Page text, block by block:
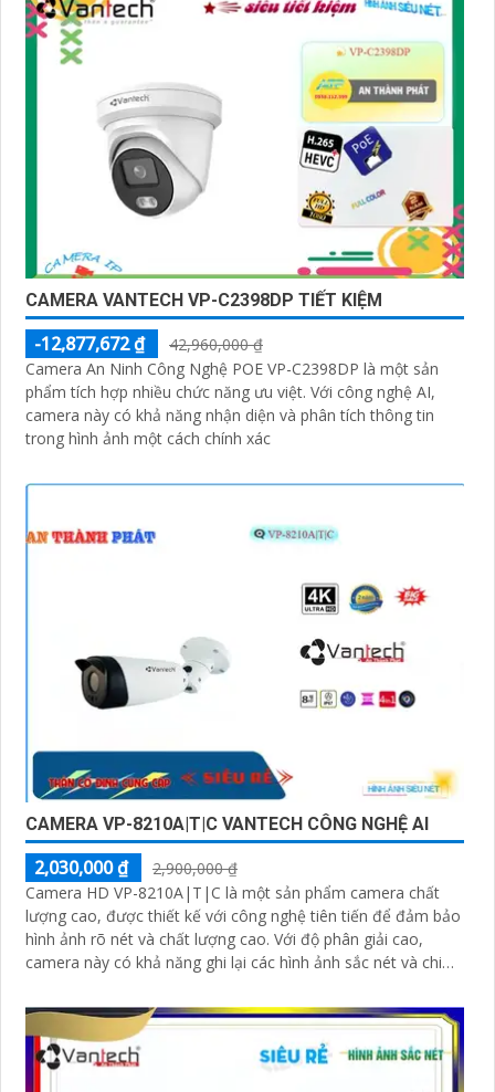
CAMERA VANTECH VP-C2398DP TIẾT KIỆM
-12,877,672 ₫
42,960,000 ₫
Camera An Ninh Công Nghệ POE VP-C2398DP là một sản
phẩm tích hợp nhiều chức năng ưu việt. Với công nghệ AI,
camera này có khả năng nhận diện và phân tích thông tin
trong hình ảnh một cách chính xác
CAMERA VP-8210A|T|C VANTECH CÔNG NGHỆ AI
2,030,000 ₫
2,900,000 ₫
Camera HD VP-8210A|T|C là một sản phẩm camera chất
lượng cao, được thiết kế với công nghệ tiên tiến để đảm bảo
hình ảnh rõ nét và chất lượng cao. Với độ phân giải cao,
camera này có khả năng ghi lại các hình ảnh sắc nét và chi